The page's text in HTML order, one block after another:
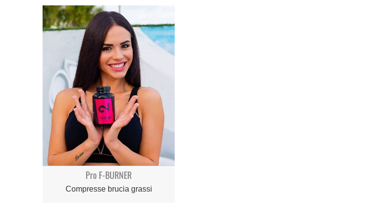
Pro F-BURNER
Compresse brucia grassi